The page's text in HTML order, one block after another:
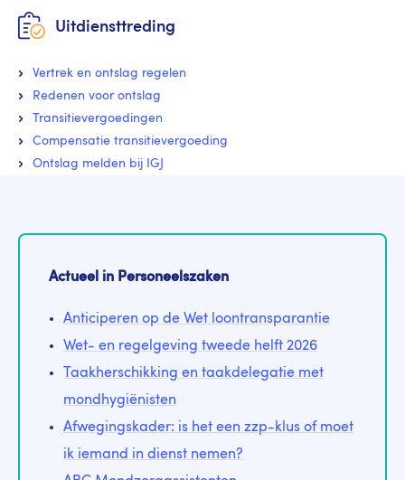
Uitdiensttreding
Vertrek en ontslag regelen
Redenen voor ontslag
Transitievergoedingen
Compensatie transitievergoeding
Ontslag melden bij IGJ
Actueel in Personeelszaken
Anticiperen op de Wet loontransparantie
Wet- en regelgeving tweede helft 2026
Taakherschikking en taakdelegatie met
mondhygiënisten
Afwegingskader: is het een zzp-klus of moet
ik iemand in dienst nemen?